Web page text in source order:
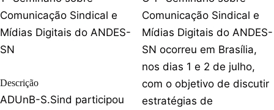
Comunicação Sindical e
Mídias Digitais do ANDES-
SN
Descrição
ADUnB-S.Sind participou
Comunicação Sindical e
Mídias Digitais do ANDES-
SN ocorreu em Brasília,
nos dias 1 e 2 de julho,
com o objetivo de discutir
estratégias de